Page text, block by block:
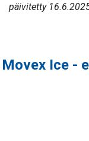
päivitetty
Movex Ice -